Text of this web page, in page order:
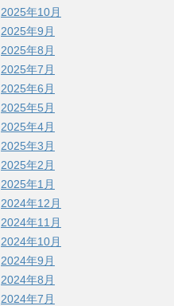
2025年10月
2025年9月
2025年8月
2025年7月
2025年6月
2025年5月
2025年4月
2025年3月
2025年2月
2025年1月
2024年12月
2024年11月
2024年10月
2024年9月
2024年8月
2024年7月